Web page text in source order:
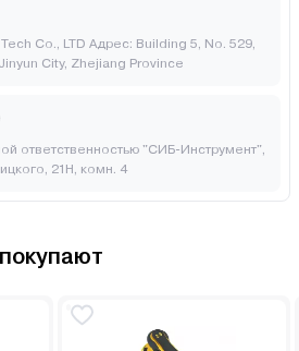
Co., LTD Адрес: Building 5, No. 529,
City, Zhejiang Province
ответственностью "СИБ-Инструмент",
21Н, комн. 4